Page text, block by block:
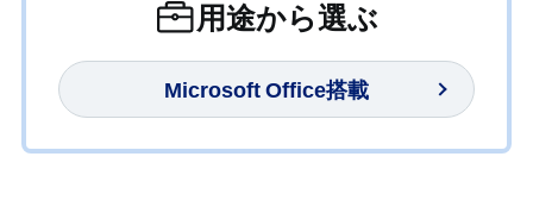
用途から選ぶ
Microsoft Office搭載